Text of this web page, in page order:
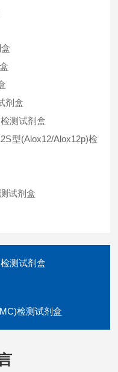
剂盒
测试剂盒
型(Alox12/Alox12p)检
试剂盒
测试剂盒
检测试剂盒